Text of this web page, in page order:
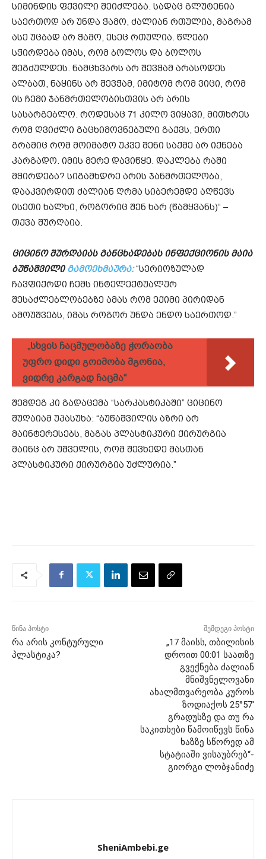
სიმინდის ფქვილი შეიძლება. სადაც გლუტენია
საერთოდ არ უნდა ჭამო, ძალიან რთულია, მაგრამ
ასე უცბად არ ჭამო, ესეც რთულია. წლები
სჭირდება იმას, რომ ბოლოს და ბოლოს
შეგძულდეს. ნამცხვარს არ შევჭამ არასოდეს
ალბათ, ნაყინს არ შევჭამ, იმიტომ რომ ვიცი, რომ
ის ჩემი ჯანმრთელობისთვის არ არის
სასარგებლო. როდესაც 71 კილო ვიყავი, მითხრეს
რომ ღვიძლი გაცხიმოვნებული გაქვს, ერთი
გრამიც რომ მოიმატო უკვე შენი საქმე არ იქნება
კარგადო. იმის მერე დავიწყე. დაკლება რაში
მჭირდება? სიგამხდრე არის ჯანმრთელობა,
დააკვირდით ძალიან ღრმა სიბერემდე აღწევს
ისეთი ხალხი, როგორიც შენ ხარ (წამყვანს)“ –
თქვა შურღაია.
ციცინო შურღაიას განცხადებას ინფექციონის მაია
ბუწაშვილი გამოეხმაურა:“სერიოზულად
ჩავფიქრდი ჩემს ინტელექტუალურ
შესაძლებლობებზე ამას რომ ექიმი პირიდან
ამოუშვებს, იმას როგორ უნდა ენდო საერთოდ.”
„სხვის ჩაცმულობაზე ჭორაობა
უფრო დიდი გოიმობა მგონია,
ვიდრე კარგად ჩაცმა“
შემდეგ კი გადაცემა “სარკასტიკაში” ციცინო
შუღაიამ უპასუხა: “ბუწაშვილის აზრი არ
მაინტერესებს, მაგას პლასტიკური ქირურგია
მაინც არ უშველის, რომ შევხედე მასთან
პლასტიკური ქირურგია უძლურია.”
წინა პოსტი
რა არის კონტურული
პლასტიკა?
შემდეგი პოსტი
„17 მაისს, თბილისის
დროით 00:01 საათზე
გვექნება ძალიან
მნიშვნელოვანი
ახალმთვარეობა კუროს
ზოდიაქოს 25°57′
გრადუსზე და თუ რა
საკითხები წამოიწევს წინა
ხაზზე სწორედ ამ
სტატიაში ვისაუბრებ“-
გიორგი ლობჯანიძე
SheniAmbebi.ge